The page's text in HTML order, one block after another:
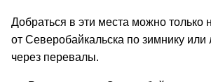
Добраться в эти места можно только
от Северобайкальска по зимнику или
через перевалы.